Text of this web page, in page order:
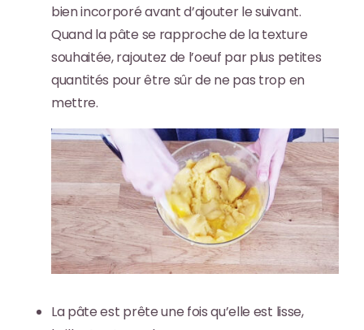
bien incorporé avant d’ajouter le suivant.
Quand la pâte se rapproche de la texture
souhaitée, rajoutez de l’oeuf par plus petites
quantités pour être sûr de ne pas trop en
mettre.
La pâte est prête une fois qu’elle est lisse,